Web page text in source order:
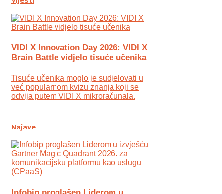
VIDI X Innovation Day 2026: VIDI X
Brain Battle vidjelo tisuće učenika
Tisuće učenika moglo je sudjelovati u
već popularnom kvizu znanja koji se
odvija putem VIDI X mikroračunala.
Najave
Infobip proglašen Liderom u